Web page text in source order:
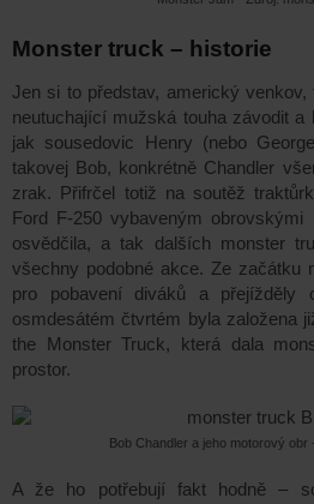
Monster truck – historie
Jen si to představ, americký
neutuchající mužská touha závodit
jak sousedovic Henry (nebo
takovej Bob, konkrétně Chandler
zrak. Přifrčel totiž na soutěž
Ford F-250 vybaveným obrovskými
osvědčila, a tak dalších monster
všechny podobné akce. Ze začátku
pro pobavení diváků a
osmdesátém čtvrtém byla založena
the Monster Truck,
která dala
prostor.
Bob Chandler a jeho motorový obr
A že ho potřebují fakt hodně –